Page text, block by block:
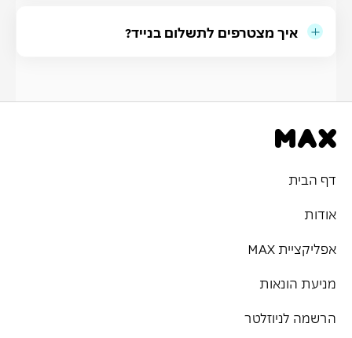
איך מצטרפים לתשלום בנייד?
דף הבית
אודות
אפליקציית MAX
מניעת הונאות
הרשמה לניוזלטר